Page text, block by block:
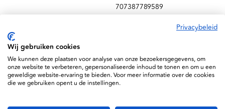
707387789589
Privacybeleid
Wij gebruiken cookies
We kunnen deze plaatsen voor analyse van onze bezoekersgegevens, om
onze website te verbeteren, gepersonaliseerde inhoud te tonen en om u een
geweldige website-ervaring te bieden. Voor meer informatie over de cookies
die we gebruiken opent u de instellingen.